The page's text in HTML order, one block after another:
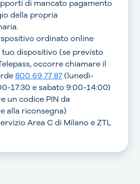
di mancato pagamento
della propria
ordinato online
dispositivo (se previsto
occorre chiamare il
800 69 77 87(lunedì-
17:30 e sabato 9:00-14:00)
un codice PIN da
alla riconsegna)
Area C di Milano e ZTL